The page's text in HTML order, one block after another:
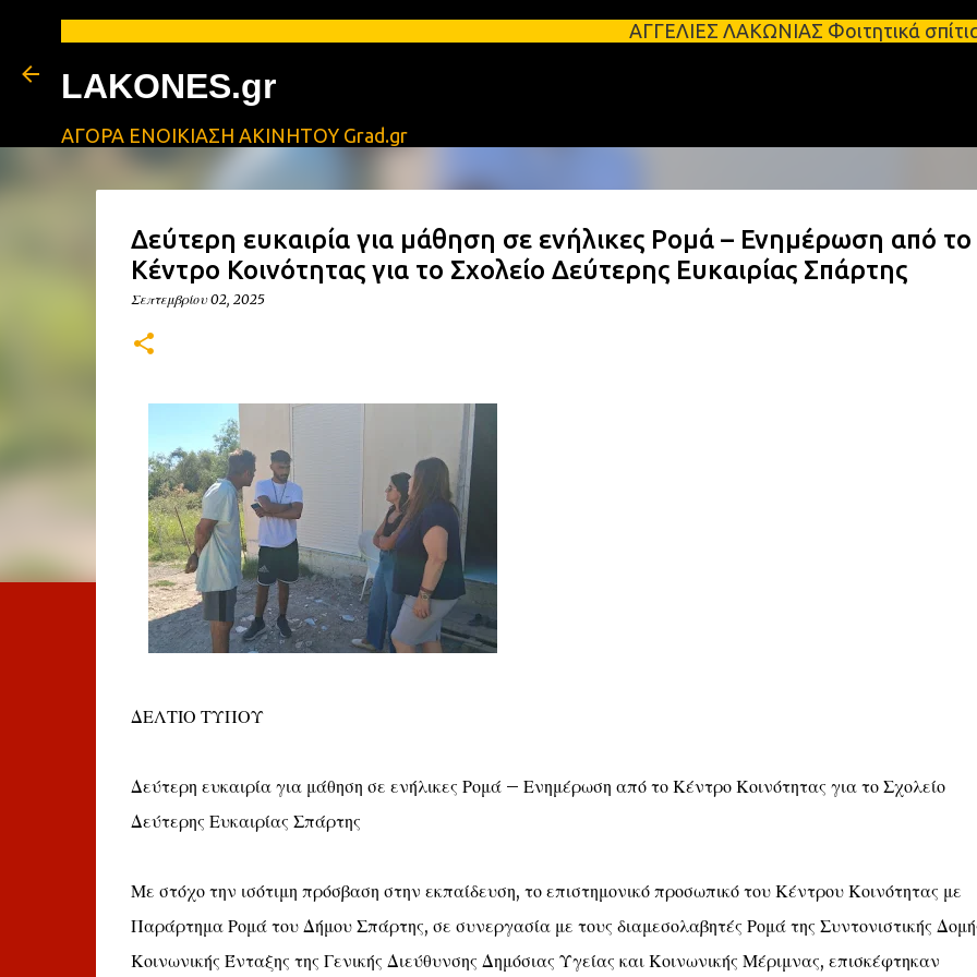
Μετάβαση στο κύριο περιεχόμενο
ΑΓΓΕΛΙΕΣ ΛΑΚΩΝΙΑΣ Φοιτητικά σπίτια προς
LAKONES.gr
ΑΓΟΡΑ ΕΝΟΙΚΙΑΣΗ ΑΚΙΝΗΤΟΥ Grad.gr
Δεύτερη ευκαιρία για μάθηση σε ενήλικες Ρομά – Ενημέρωση από το
Κέντρο Κοινότητας για το Σχολείο Δεύτερης Ευκαιρίας Σπάρτης
Σεπτεμβρίου 02, 2025
ΔΕΛΤΙΟ ΤΥΠΟΥ
Δεύτερη ευκαιρία για μάθηση σε ενήλικες Ρομά – Ενημέρωση από το Κέντρο Κοινότητας για το Σχολείο
Δεύτερης Ευκαιρίας Σπάρτης
Με στόχο την ισότιμη πρόσβαση στην εκπαίδευση, το επιστημονικό προσωπικό του Κέντρου Κοινότητας με
Παράρτημα Ρομά του Δήμου Σπάρτης, σε συνεργασία με τους διαμεσολαβητές Ρομά της Συντονιστικής
Κοινωνικής Ένταξης της Γενικής Διεύθυνσης Δημόσιας Υγείας και Κοινωνικής Μέριμνας, επισκέφτηκαν